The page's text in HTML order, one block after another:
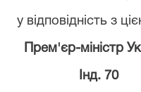
у відповідність з
Прем'єр-міністр
Інд. 70